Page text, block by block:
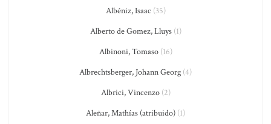
Albéniz, Isaac (35)
Alberto de Gomez, Lluys(1)
Albinoni, Tomaso(16)
Albrechtsberger, Johann Georg (4)
Albrici, Vincenzo(2)
Aleñar, Mathías (atribuido) (1)